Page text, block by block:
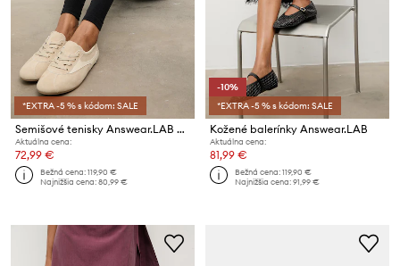
*EXTRA -5 % s kódom: SALE
Semišové tenisky Answear.LAB POWDER NUDE
Aktuálna cena:
72,99 €
Bežná cena:119,90 €
Najnižšia cena:80,99 €
-10%
*EXTRA -5 % s kódom: SALE
Kožené balerínky Answear.LAB
Aktuálna cena:
81,99 €
Bežná cena:119,90 €
Najnižšia cena:91,99 €